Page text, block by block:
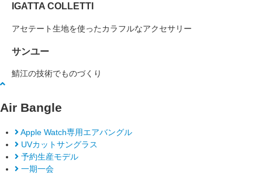
IGATTA COLLETTI
アセテート生地を使ったカラフルなアクセサリー
サンユー
鯖江の技術でものづくり
Air Bangle
Apple Watch専用エアバングル
UVカットサングラス
予約生産モデル
一期一会